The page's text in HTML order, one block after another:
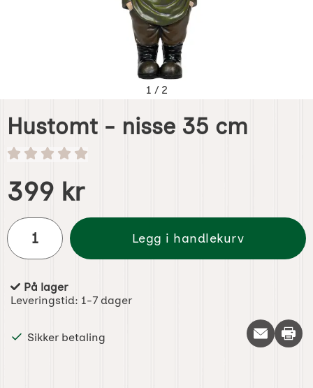
1 / 2
Hustomt - nisse 35 cm
Handle dette produktet, Hustomt - nisse 35 cm
pris
399 kr
antall
Legg i handlekurv
Produkttilgjengelighet:
På lager
Leveringstid: 1-7 dager
Sikker betaling Skriv